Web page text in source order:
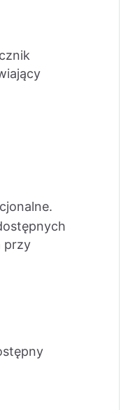
przy